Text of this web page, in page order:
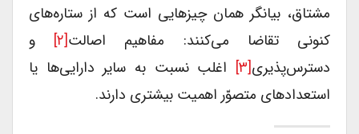
مشتاق، بیانگر همان چیزهایی است که از ستاره‌های
کنونی تقاضا می‌کنند: مفاهیم اصالت[۲] و
دسترس‌پذیری[۳] اغلب نسبت به سایر دارایی‌ها یا
استعدادهای متصوّر اهمیت بیشتری دارند.